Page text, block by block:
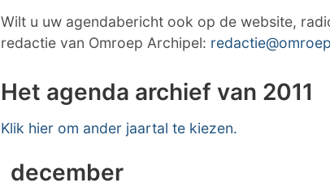
Wilt u uw agendabericht ook op de website,
redactie van Omroep Archipel:
Het agenda archief van 2011
Klik hier om ander jaartal te kiezen.
december